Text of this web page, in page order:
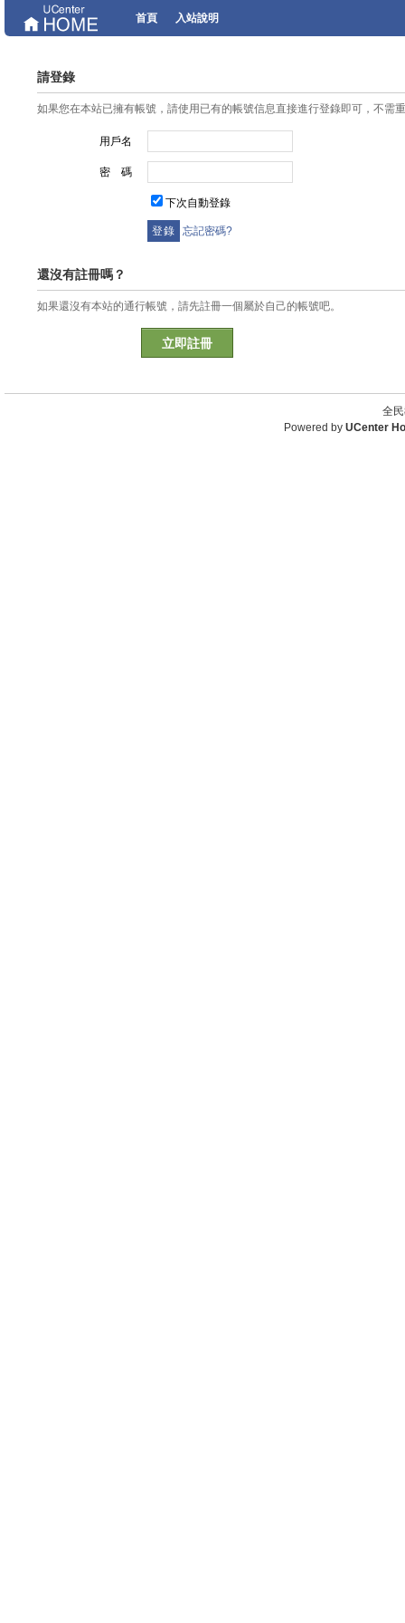
首頁 入站說明
請登錄
如果您在本站已擁有帳號，請使用已有的帳號信息直接進行登錄即可，不需
用戶名
密 碼
下次自動登錄
忘記密碼?
還沒有註冊嗎？
如果還沒有本站的通行帳號，請先註冊一個屬於自己的帳號吧。
立即註冊
全
Powered by UCenter